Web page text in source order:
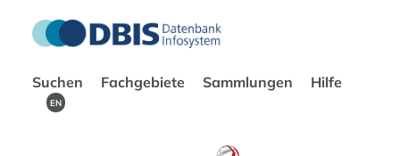
Suchen Fachgebiete Sammlungen Hilfe
EN